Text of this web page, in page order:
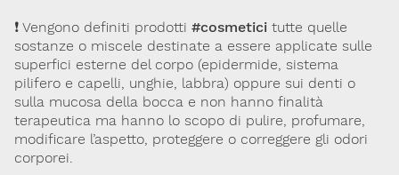
❗ Vengono definiti prodotti #cosmetici tutte quelle
sostanze o miscele destinate a essere applicate sulle
superfici esterne del corpo (epidermide, sistema
pilifero e capelli, unghie, labbra) oppure sui denti o
sulla mucosa della bocca e non hanno finalità
terapeutica ma hanno lo scopo di pulire, profumare,
modificare l’aspetto, proteggere o correggere gli odori
corporei.
Via Giovanni Pascoli, 3
20129, Milano
C.F. 96330980580
P.I. 06792491000
Codice SDI: M5UXCR1
T. 02-29520311